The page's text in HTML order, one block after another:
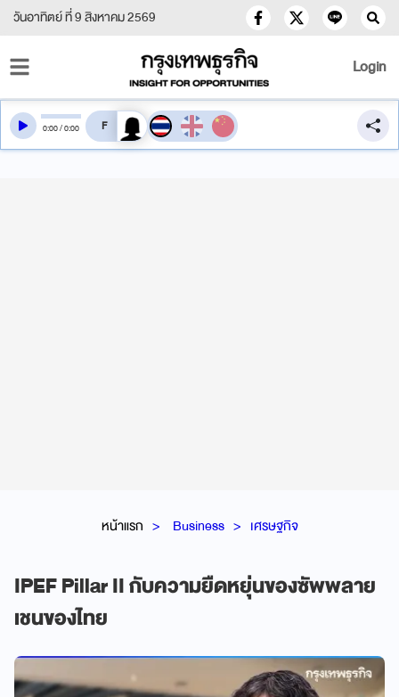
วันอาทิตย์ ที่ 9 สิงหาคม 2569
Login
หน้าแรก Business เศรษฐกิจ
IPEF Pillar II กับความยืดหยุ่นของซัพพลาย
เชนของไทย
0:00/0:00 สลับเสียงอ่าน